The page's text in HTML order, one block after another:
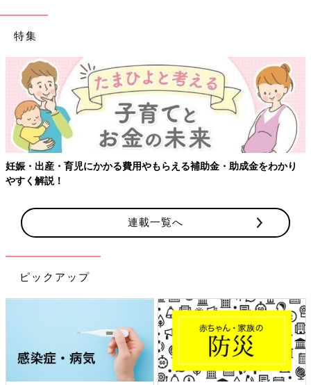
特集
【ワクチン接種できるものも】妊婦の感染症対策、知っておいて！
連載一覧へ
ピックアップ